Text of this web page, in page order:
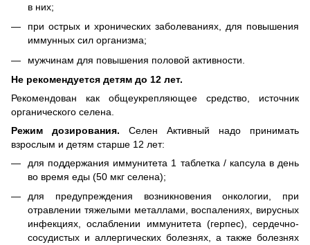
в них;
при острых и хронических заболеваниях, для повышения
иммунных сил организма;
мужчинам для повышения половой активности.
Не рекомендуется детям до 12 лет.
Рекомендован как общеукрепляющее средство, источник
органического селена.
Режим дозирования. Селен Активный надо принимать
взрослым и детям старше 12 лет:
для поддержания иммунитета 1 таблетка / капсула в день
во время еды (50 мкг селена);
для предупреждения возникновения онкологии, при
отравлении тяжелыми металлами, воспалениях, вирусных
инфекциях, ослаблении иммунитета (герпес), сердечно-
сосудистых и аллергических болезнях, а также болезнях